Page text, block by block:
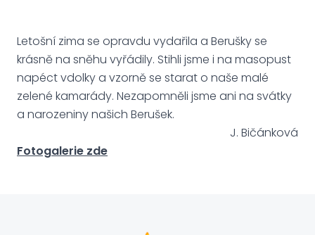
Letošní zima se opravdu vydařila a Berušky se
krásně na sněhu vyřádily. Stihli jsme i na masopust
napéct vdolky a vzorně se starat o naše malé
zelené kamarády. Nezapomněli jsme ani na svátky
a narozeniny našich Berušek.
J. Bičánková
Fotogalerie zde